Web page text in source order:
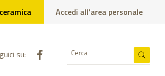
Accedi all'area personale
su: Pagina Facebook del comune
Cerca
Cerca